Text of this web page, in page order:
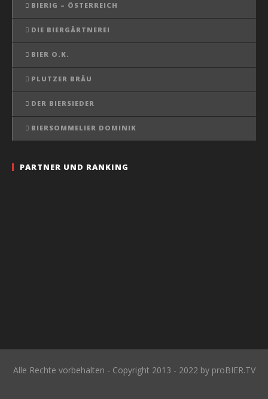
BIERIG – ÖSTERREICH
DIE BIERGÄRTNEREI
BIER O.K.
PLUTZER BRÄU
DER BIERSIEDER
BIERSOMMELIER DOMINIK
PARTNER UND RANKING
Alle Rechte vorbehalten - Copyright 2013 - 2022 by proBIER.TV